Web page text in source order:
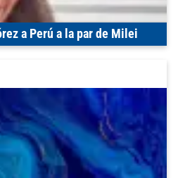
a Perú a la par de Milei